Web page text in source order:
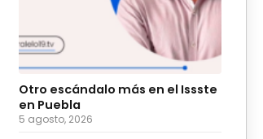
Otro escándalo más en el Issste
en Puebla
5 agosto, 2026